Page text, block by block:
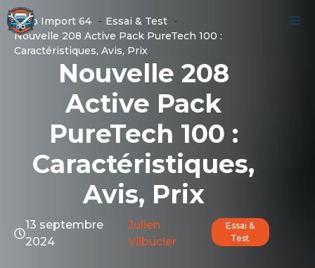
Aller
au
contenu
Auto Import 64
Essai & Test
Nouvelle 208 Active Pack PureTech 100 :
Caractéristiques, Avis, Prix
Nouvelle 208
Active Pack
PureTech 100 :
Caractéristiques,
Avis, Prix
13 septembre
2024
Julien
Vilbucier
Essai &
Test